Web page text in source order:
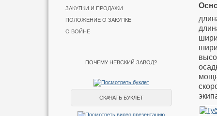
ЗАКУПКИ И ПРОДАЖИ
ПОЛОЖЕНИЕ О ЗАКУПКЕ
О ВОЙНЕ
ПОЧЕМУ НЕВСКИЙ ЗАВОД?
СКАЧАТЬ БУКЛЕТ